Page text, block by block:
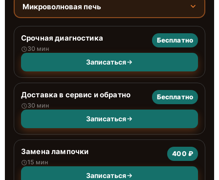
Микроволновая печь
Срочная диагностика
30 мин
Бесплатно
Записаться
Доставка в сервис и обратно
30 мин
Бесплатно
Записаться
Замена лампочки
15 мин
400 ₽
Записаться